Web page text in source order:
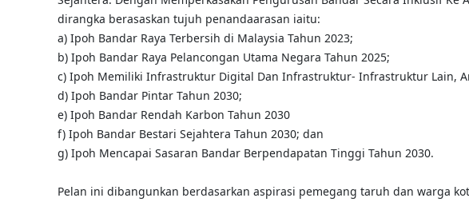
dirangka berasaskan tujuh penandaarasan iaitu:
a) Ipoh Bandar Raya Terbersih di Malaysia Tahun 2023;
b) Ipoh Bandar Raya Pelancongan Utama Negara Tahun 2025;
c) Ipoh Memiliki Infrastruktur Digital Dan Infrastruktur- Infrastruktur Lain,
d) Ipoh Bandar Pintar Tahun 2030;
e) Ipoh Bandar Rendah Karbon Tahun 2030
f) Ipoh Bandar Bestari Sejahtera Tahun 2030; dan
g) Ipoh Mencapai Sasaran Bandar Berpendapatan Tinggi Tahun 2030.
Pelan ini dibangunkan berdasarkan aspirasi pemegang taruh dan warga